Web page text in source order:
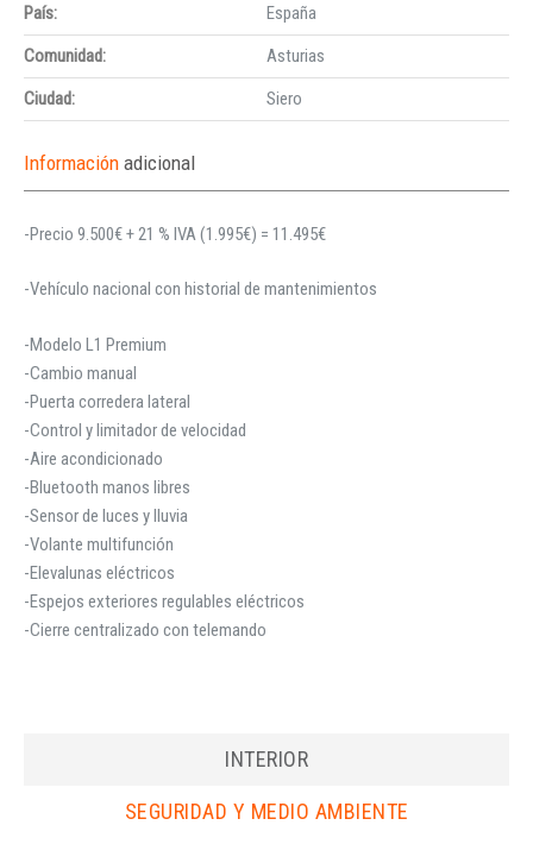
País:
España
Comunidad:
Asturias
Ciudad:
Siero
Información adicional
-Precio 9.500€ + 21 % IVA (1.995€) = 11.495€
-Vehículo nacional con historial de mantenimientos
-Modelo L1 Premium
-Cambio manual
-Puerta corredera lateral
-Control y limitador de velocidad
-Aire acondicionado
-Bluetooth manos libres
-Sensor de luces y lluvia
-Volante multifunción
-Elevalunas eléctricos
-Espejos exteriores regulables eléctricos
-Cierre centralizado con telemando
INTERIOR
SEGURIDAD Y MEDIO AMBIENTE